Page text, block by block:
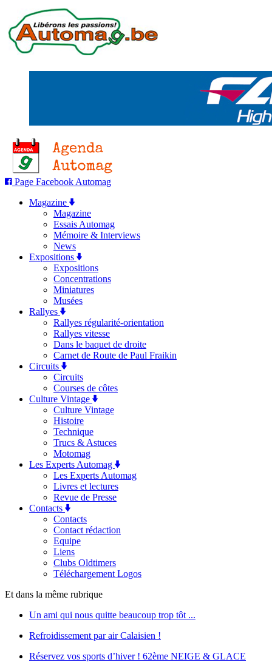
Page Facebook Automag
Magazine
Magazine
Essais Automag
Mémoire & Interviews
News
Expositions
Expositions
Concentrations
Miniatures
Musées
Rallyes
Rallyes régularité-orientation
Rallyes vitesse
Dans le baquet de droite
Carnet de Route de Paul Fraikin
Circuits
Circuits
Courses de côtes
Culture Vintage
Culture Vintage
Histoire
Technique
Trucs & Astuces
Motomag
Les Experts Automag
Les Experts Automag
Livres et lectures
Revue de Presse
Contacts
Contacts
Contact rédaction
Equipe
Liens
Clubs Oldtimers
Téléchargement Logos
Et dans la même rubrique
Un ami qui nous quitte beaucoup trop tôt ...
Refroidissement par air Calaisien !
Réservez vos sports d’hiver ! 62ème NEIGE & GLACE